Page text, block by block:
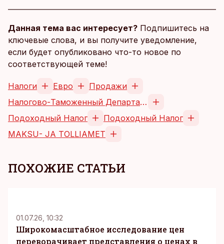
Данная тема вас интересует? Подпишитесь на
ключевые слова, и вы получите уведомление,
если будет опубликовано что-то новое по
соответствующей теме!
Налоги Евро
Продажи
Налогово-Таможенный Департамент
Подоходный Налог
Подоходный Налог
MAKSU- JA TOLLIAMET
ПОХОЖИЕ СТАТЬИ
01.07.26, 10:32
Широкомасштабное исследование цен
переворачивает представления о ценах в